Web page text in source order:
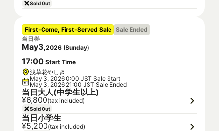
Sold Out
First-Come, First-Served Sale Sale Ended
当日券
May3,2026 (Sunday)
17:00 Start Time
浅草花やしき
May 3, 2026 0:00 JST Sale Start
May 3, 2026 21:00 JST Sale Ended
当日大人(中学生以上)
¥6,800(tax included)
Sold Out
当日小学生
¥5,200(tax included)